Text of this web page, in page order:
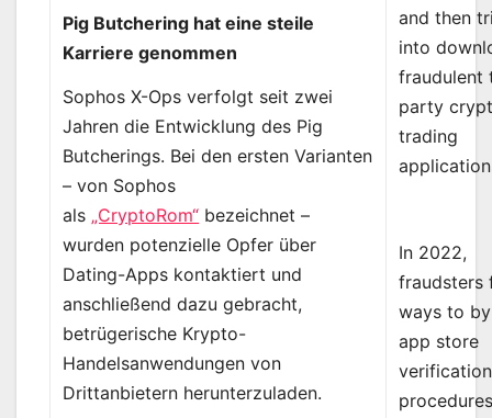
Pig Butchering hat eine steile
Karriere genommen
Sophos X-Ops verfolgt seit zwei
Jahren die Entwicklung des Pig
Butcherings. Bei den ersten Varianten
– von Sophos
als „CryptoRom“ bezeichnet –
wurden potenzielle Opfer über
Dating-Apps kontaktiert und
anschließend dazu gebracht,
betrügerische Krypto-
Handelsanwendungen von
Drittanbietern herunterzuladen.
and then
into
fraudulent
party
trading
In 2022,
fraudsters
ways to
app store
verification